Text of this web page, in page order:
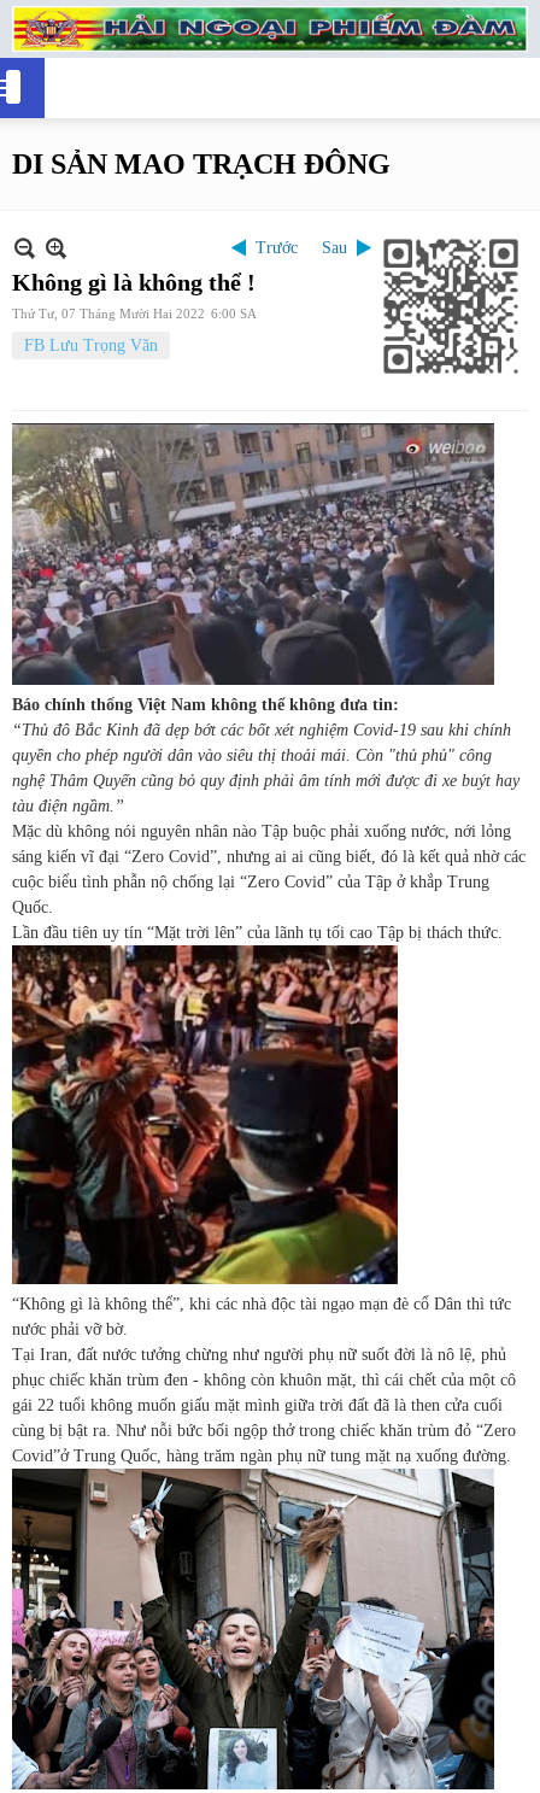
DI SẢN MAO TRẠCH ĐÔNG
Trước Sau
Không gì là không thể !
Thứ Tư, 07 Tháng Mười Hai 2022 6:00 SA
FB Lưu Trọng Văn
Báo chính thống Việt Nam không thể không đưa tin:
“Thủ đô Bắc Kinh đã dẹp bớt các bốt xét nghiệm Covid-19 sau khi chính
quyền cho phép người dân vào siêu thị thoải mái. Còn "thủ phủ" công
nghệ Thâm Quyến cũng bỏ quy định phải âm tính mới được đi xe buýt hay
tàu điện ngầm.”
Mặc dù không nói nguyên nhân nào Tập buộc phải xuống nước, nới lỏng
sáng kiến vĩ đại “Zero Covid”, nhưng ai ai cũng biết, đó là kết quả nhờ các
cuộc biểu tình phẫn nộ chống lại “Zero Covid” của Tập ở khắp Trung
Quốc.
Lần đầu tiên uy tín “Mặt trời lên” của lãnh tụ tối cao Tập bị thách thức.
“Không gì là không thể”, khi các nhà độc tài ngạo mạn đè cổ Dân thì tức
nước phải vỡ bờ.
Tại Iran, đất nước tưởng chừng như người phụ nữ suốt đời là nô lệ, phủ
phục chiếc khăn trùm đen - không còn khuôn mặt, thì cái chết của một cô
gái 22 tuổi không muốn giấu mặt mình giữa trời đất đã là then cửa cuối
cùng bị bật ra. Như nỗi bức bối ngộp thở trong chiếc khăn trùm đỏ “Zero
Covid”ở Trung Quốc, hàng trăm ngàn phụ nữ tung mặt nạ xuống đường.